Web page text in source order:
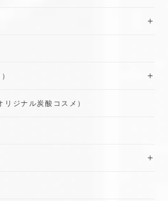
ジナル炭酸コスメ）